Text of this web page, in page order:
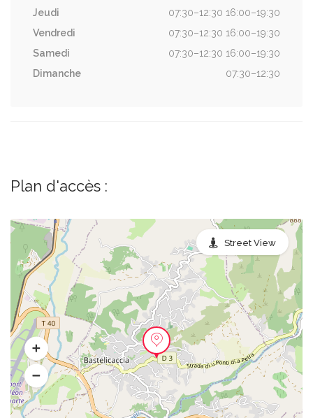
Jeudi
07:30–12:30 16:00–19:30
Vendredi
07:30–12:30 16:00–19:30
Samedi
07:30–12:30 16:00–19:30
Dimanche
07:30–12:30
Plan d'accès :
Street View